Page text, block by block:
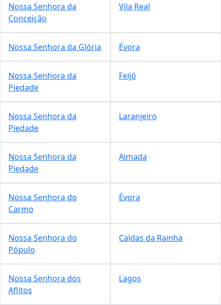
Nossa Senhora da
Conceição
Vila Real
Nossa Senhora da Glória Évora
Nossa Senhora da
Piedade
Feijó
Nossa Senhora da
Piedade
Laranjeiro
Nossa Senhora da
Piedade
Almada
Nossa Senhora do
Carmo
Évora
Nossa Senhora do
Pópulo
Caldas da Rainha
Nossa Senhora dos
Aflitos
Lagos